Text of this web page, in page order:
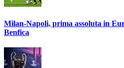
Milan-Napoli, prima assoluta in
Benfica